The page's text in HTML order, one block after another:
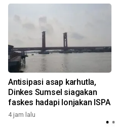
Antisipasi asap karhutla,
Dinkes Sumsel siagakan
faskes hadapi lonjakan ISPA
4 jam lalu